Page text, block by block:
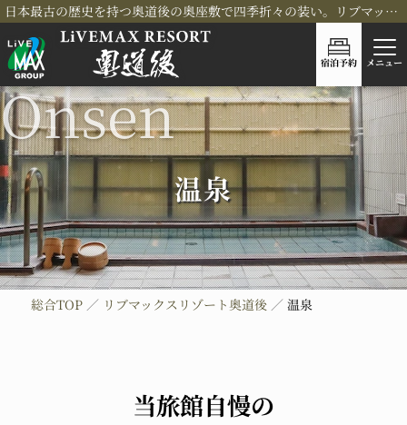
日本最古の歴史を持つ奥道後の奥座敷で四季折々の装い。リブマックスリゾート奥道後
宿泊予約 メニュー
温泉
総合TOP リブマックスリゾート奥道後 温泉
当旅館自慢の